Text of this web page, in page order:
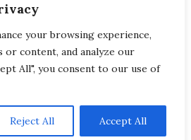
your browsing experience,
or content, and analyze our
All", you consent to our use of
Reject All Accept All
2016
Una filtración
abierto con 370 CV
DE PRIVACIDAD, COOKIES